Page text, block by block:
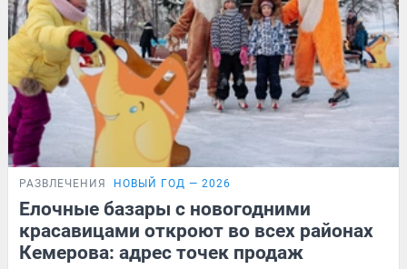
РАЗВЛЕЧЕНИЯ НОВЫЙ ГОД — 2026
Елочные базары с новогодними
красавицами откроют во всех районах
Кемерова: адрес точек продаж